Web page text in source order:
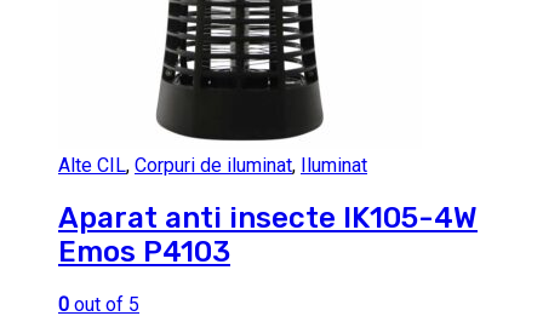
Alte CIL, Corpuri de iluminat, Iluminat
Aparat anti insecte IK105-4W
Emos P4103
0 out of 5